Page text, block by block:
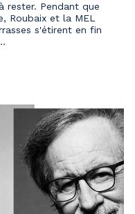
rester. Pendant que
Roubaix et la MEL
s'étirent en fin